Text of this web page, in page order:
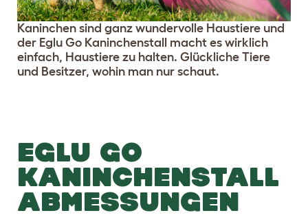
Kaninchen sind ganz wundervolle Haustiere und
der Eglu Go Kaninchenstall macht es wirklich
einfach, Haustiere zu halten. Glückliche Tiere
und Besitzer, wohin man nur schaut.
EGLU GO
KANINCHENSTALL
ABMESSUNGEN